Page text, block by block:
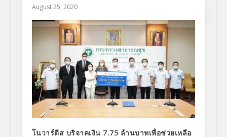
August 25, 2020
โนวาร์ตีส บริจาคเงิน 7.75 ล้านบาทเพื่อช่วยเหลือ